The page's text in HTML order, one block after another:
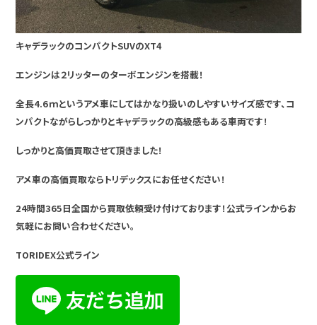
キャデラックのコンパクトSUVのXT4
エンジンは２リッターのターボエンジンを搭載！
全長4.6ｍというアメ車にしてはかなり扱いのしやすいサイズ感です、コ
ンパクトながらしっかりとキャデラックの高級感もある車両です！
しっかりと高価買取させて頂きました！
アメ車の高価買取ならトリデックスにお任せください！
24時間365日全国から買取依頼受け付けております！公式ラインからお
気軽にお問い合わせください。
TORIDEX公式ライン